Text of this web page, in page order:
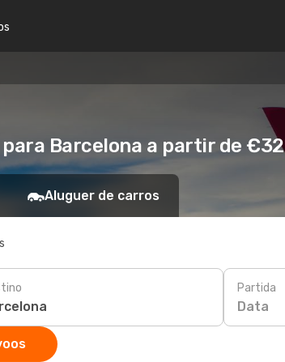
Barcelona a partir de €32
Aluguer de carros
Partida
Data